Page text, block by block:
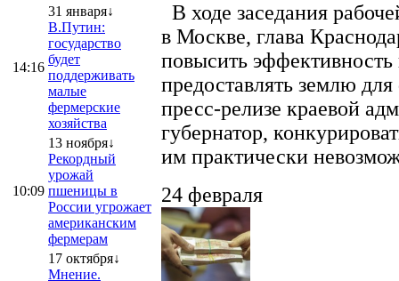
14:16
31 января↓
В.Путин:
государство
будет
поддерживать
малые
фермерские
хозяйства
10:09
13 ноября↓
Рекордный
урожай
пшеницы в
России угрожает
американским
фермерам
17 октября↓
Мнение.
В ходе заседания
в Москве, глава
повысить эффективность
предоставлять землю
пресс-релизе краевой
губернатор,
им практически
24 февраля